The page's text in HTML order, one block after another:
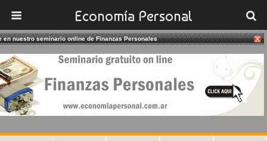
Economía Personal
26/10/2016
De Homeless A Millonario
Gustavo Ibañez Padilla
en nuestro seminario online de Finanzas Personales